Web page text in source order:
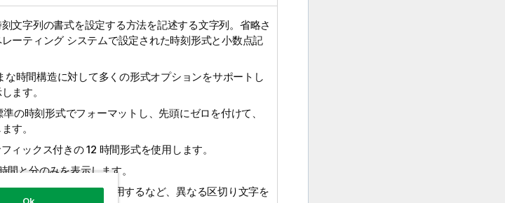
文字列の書式を設定する方法を記述する文字列。省略さ
ーティング システムで設定された時刻形式と小数点記
な時間構造に対して多くの形式オプションをサポートし
ます。
の時刻形式でフォーマットし、先頭にゼロを付けて、
す。
ィックス付きの 12 時間形式を使用します。
と分のみを表示します。
わりにピリオド (.) を使用するなど、異なる区切り文字を